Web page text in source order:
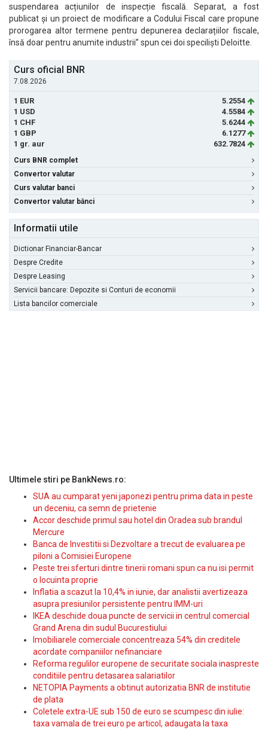
suspendarea acțiunilor de inspecție fiscală. Separat, a fost
publicat și un proiect de modificare a Codului Fiscal care propune
prorogarea altor termene pentru depunerea declarațiilor fiscale,
însă doar pentru anumite industrii” spun cei doi speciliști Deloitte.
Curs oficial BNR
7.08.2026
1 EUR
5.2554
1 USD
4.5584
1 CHF
5.6244
1 GBP
6.1277
1 gr. aur
632.7824
Curs BNR complet
Convertor valutar
Curs valutar banci
Convertor valutar bănci
Informatii utile
Dictionar Financiar-Bancar
Despre Credite
Despre Leasing
Servicii bancare: Depozite si Conturi de economii
Lista bancilor comerciale
Ultimele stiri pe BankNews.ro:
SUA au cumparat yeni japonezi pentru prima data in peste
un deceniu, ca semn de prietenie
Accor deschide primul sau hotel din Oradea sub brandul
Mercure
Banca de Investitii si Dezvoltare a trecut de evaluarea pe
piloni a Comisiei Europene
Peste trei sferturi dintre tinerii romani spun ca nu isi permit
o locuinta proprie
Inflatia a scazut la 10,4% in iunie, dar analistii avertizeaza
asupra presiunilor persistente pentru IMM-uri
IKEA deschide doua puncte de servicii in centrul comercial
Grand Arena din sudul Bucurestiului
Imobiliarele comerciale concentreaza 54% din creditele
acordate companiilor nefinanciare
Reforma regulilor europene de securitate sociala inaspreste
conditiile pentru detasarea salariatilor
NETOPIA Payments a obtinut autorizatia BNR de institutie
de plata
Coletele extra-UE sub 150 de euro se scumpesc din iulie:
taxa vamala de trei euro pe articol, adaugata la taxa